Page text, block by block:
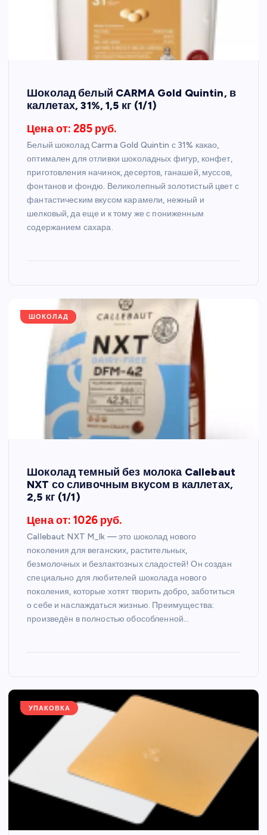
Шоколад белый CARMA Gold Quintin, в
каллетах, 31%, 1,5 кг (1/1)
Цена от: 285 руб.
Белый шоколад Carma Gold Quintin с 31% какао,
оптимален для отливки шоколадных фигур, конфет,
приготовления начинок, десертов, ганашей, муссов,
фонтанов и фондю. Великолепный золотистый цвет с
фантастическим вкусом карамели, нежный и
шелковый, да еще и к тому же с пониженным
содержанием сахара.
ШОКОЛАД
Шоколад темный без молока Callebaut
NXT со сливочным вкусом в каллетах,
2,5 кг (1/1)
Цена от: 1026 руб.
Callebaut NXT M_lk — это шоколад нового
поколения для веганских, растительных,
безмолочных и безлактозных сладостей! Он создан
специально для любителей шоколада нового
поколения, которые хотят творить добро, заботиться
о себе и наслаждаться жизнью. Преимущества:
произведён в полностью обособленной…
УПАКОВКА